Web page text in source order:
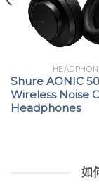
Shure AONIC
Wireless Noise
Headphones
如